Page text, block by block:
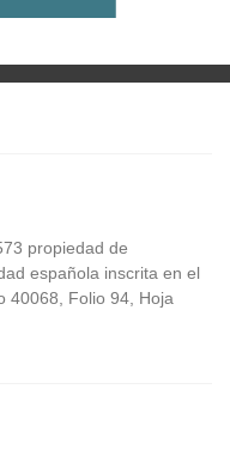
propiedad de
española inscrita en el
40068, Folio 94, Hoja